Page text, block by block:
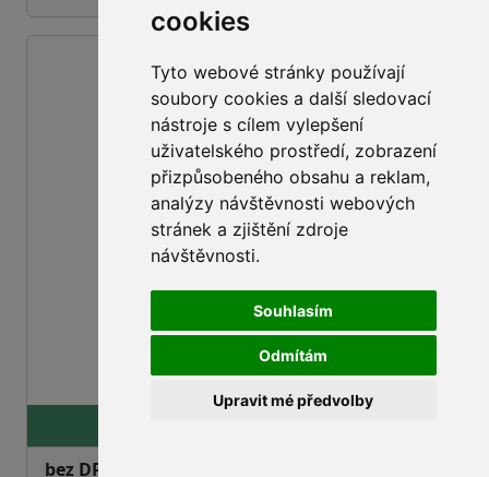
cookies
Tyto webové stránky používají
soubory cookies a další sledovací
nástroje s cílem vylepšení
uživatelského prostředí, zobrazení
přizpůsobeného obsahu a reklam,
analýzy návštěvnosti webových
stránek a zjištění zdroje
návštěvnosti.
Souhlasím
Odmítám
Upravit mé předvolby
RIVER TONIC 2l / 6ks
info
bez DPH: